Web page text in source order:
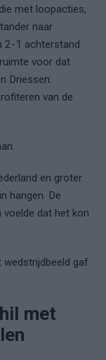
met loopacties,
naar
2-1 achterstand
voor dat
Driessen:
van de
en groter
hangen. De
voelde dat het kon
wedstrijdbeeld gaf
met